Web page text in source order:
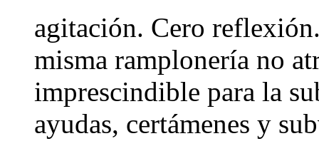
agitación. Cero
misma ramplonería no
imprescindible para la
ayudas, certámenes y